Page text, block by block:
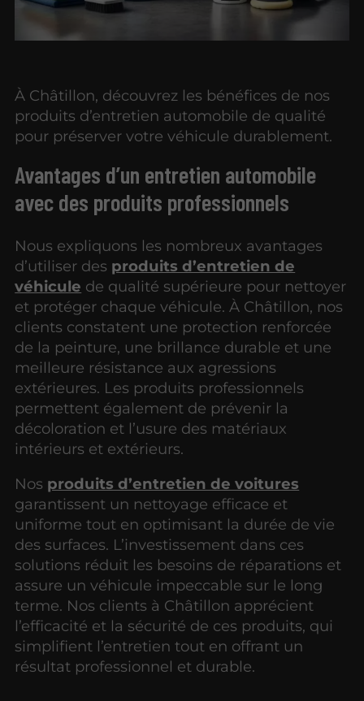
À Châtillon, découvrez les bénéfices de nos
produits d’entretien automobile de qualité
pour préserver votre véhicule durablement.
Avantages d’un entretien automobile
avec des produits professionnels
Nous expliquons les nombreux avantages
d’utiliser des produits d’entretien de
véhicule de qualité supérieure pour nettoyer
et protéger chaque véhicule. À Châtillon, nos
clients constatent une protection renforcée
de la peinture, une brillance durable et une
meilleure résistance aux agressions
extérieures. Les produits professionnels
permettent également de prévenir la
décoloration et l’usure des matériaux
intérieurs et extérieurs.
Nos produits d’entretien de voitures
garantissent un nettoyage efficace et
uniforme tout en optimisant la durée de vie
des surfaces. L’investissement dans ces
solutions réduit les besoins de réparations et
assure un véhicule impeccable sur le long
terme. Nos clients à Châtillon apprécient
l’efficacité et la sécurité de ces produits, qui
simplifient l’entretien tout en offrant un
résultat professionnel et durable.